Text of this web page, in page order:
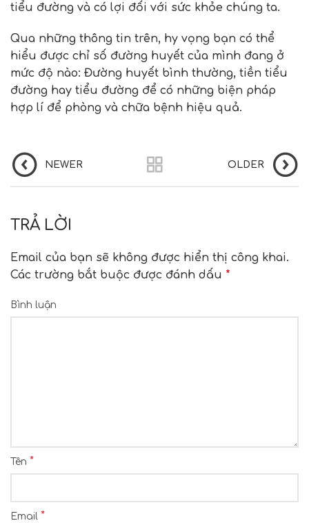
tiểu đường và có lợi đối với sức khỏe chúng ta.
Qua những thông tin trên, hy vọng bạn có thể
hiểu được chỉ số đường huyết của mình đang ở
mức độ nào: Đường huyết bình thường, tiền tiểu
đường hay tiểu đường để có những biện pháp
hợp lí để phòng và chữa bệnh hiệu quả.
NEWER OLDER
TRẢ LỜI
Email của bạn sẽ không được hiển thị công khai.
Các trường bắt buộc được đánh dấu *
Bình luận
Tên *
Email *